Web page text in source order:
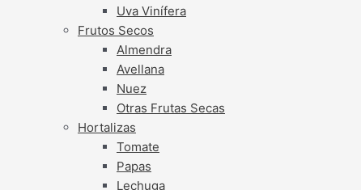
Uva Vinífera
Frutos Secos
Almendra
Avellana
Nuez
Otras Frutas Secas
Hortalizas
Tomate
Papas
Lechuga